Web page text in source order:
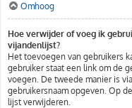
Omhoog
Hoe verwijder of voeg ik
vijandenlijst?
Het toevoegen van gebruikers
gebruiker staat een link om de
voegen. De tweede manier is
gebruikersnaam opgeven. Op
lijst verwijderen.